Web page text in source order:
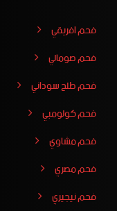
فحم افريقي
فحم صومالي
فحم طلح سوداني
فحم كولومبي
فحم مشاوي
فحم مصري
فحم نيجيري